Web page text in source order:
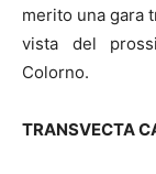
merito una gara
vista del
Colorno.
TRANSVECTA